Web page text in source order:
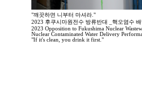
"깨끗하면 니부터 마셔라."
2023 후쿠시마원전수 방류반대 _핵오염수
2023 Opposition to Fukushima Nuclear
Nuclear Contaminated Water Delivery
"If it's clean, you drink it first."